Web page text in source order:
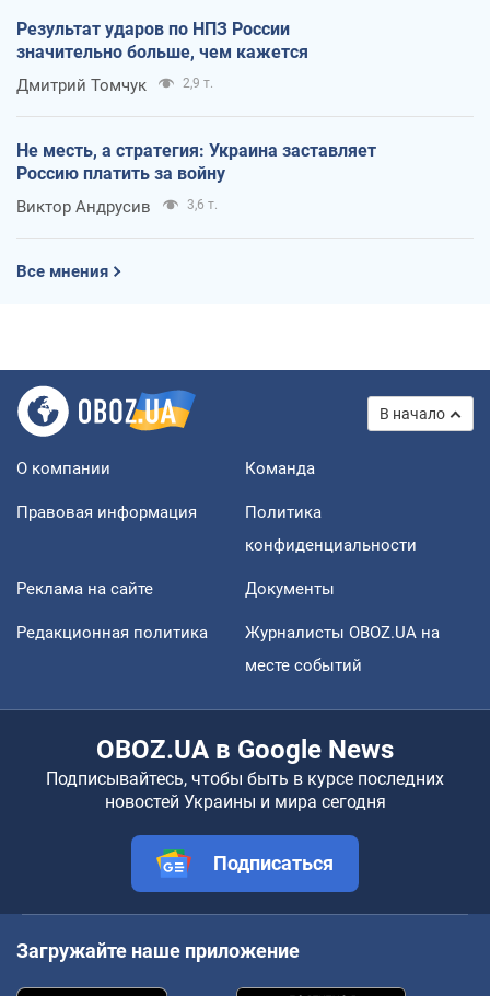
Результат ударов по НПЗ России
значительно больше, чем кажется
Дмитрий Томчук 2,9 т.
Не месть, а стратегия: Украина заставляет
Россию платить за войну
Виктор Андрусив 3,6 т.
Все мнения
В начало
О компании Команда
Правовая информация
Политика
конфиденциальности
Реклама на сайте Документы
Редакционная политика
Журналисты OBOZ.UA на
месте событий
OBOZ.UA в Google News
Подписывайтесь, чтобы быть в курсе последних
новостей Украины и мира сегодня
Подписаться
Загружайте наше приложение